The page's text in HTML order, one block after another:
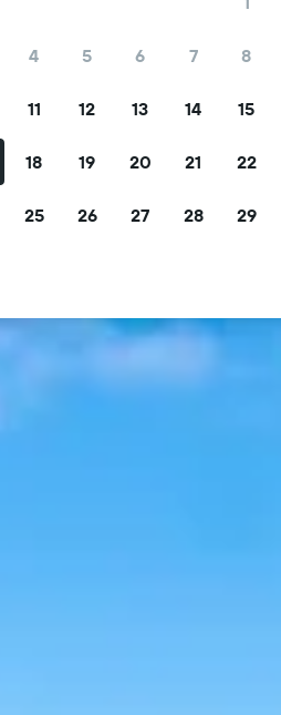
4 5 6 7 8
11 12 13 14 15
18 19 20 21 22
25 26 27 28 29